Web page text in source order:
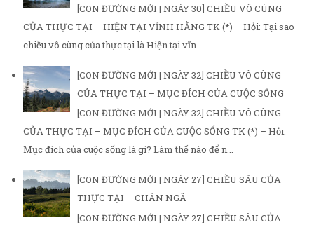
[CON ĐƯỜNG MỚI | NGÀY 30] CHIỀU VÔ CÙNG
CỦA THỰC TẠI – HIỆN TẠI VĨNH HẰNG TK (*) – Hỏi: Tại sao
chiều vô cùng của thực tại là Hiện tại vĩn...
[CON ĐƯỜNG MỚI | NGÀY 32] CHIỀU VÔ CÙNG
CỦA THỰC TẠI – MỤC ĐÍCH CỦA CUỘC SỐNG
[CON ĐƯỜNG MỚI | NGÀY 32] CHIỀU VÔ CÙNG
CỦA THỰC TẠI – MỤC ĐÍCH CỦA CUỘC SỐNG TK (*) – Hỏi:
Mục đích của cuộc sống là gì? Làm thế nào để n...
[CON ĐƯỜNG MỚI | NGÀY 27] CHIỀU SÂU CỦA
THỰC TẠI – CHÂN NGÃ
[CON ĐƯỜNG MỚI | NGÀY 27] CHIỀU SÂU CỦA